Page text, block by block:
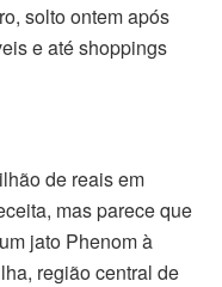
solto ontem após
e até shoppings
de reais em
mas parece que
jato Phenom à
região central de